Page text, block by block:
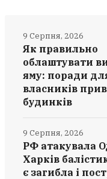
Як правильно
облаштувати
яму: поради
власників
будинків
9 Серпня, 2026
РФ атакувала
Харків
є загибла і
9 Серпня, 2026